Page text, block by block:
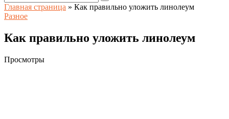
Главная страница » Как правильно уложить линолеум
Разное
Как правильно уложить линолеум
Просмотры